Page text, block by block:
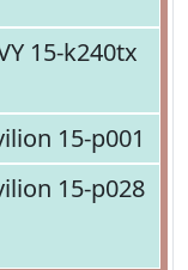
15-k240tx
15-p001
15-p028